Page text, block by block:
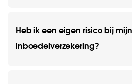
Heb ik een eigen risico bij mijn
inboedelverzekering?